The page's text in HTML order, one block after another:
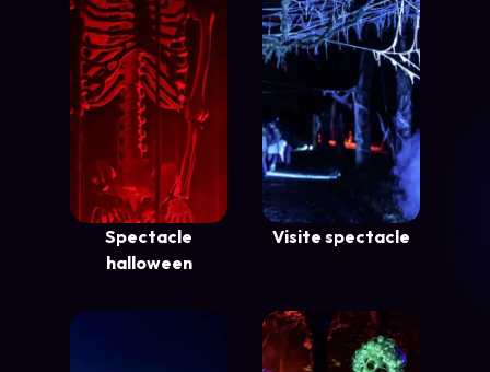
Spectacle
halloween
Visite spectacle